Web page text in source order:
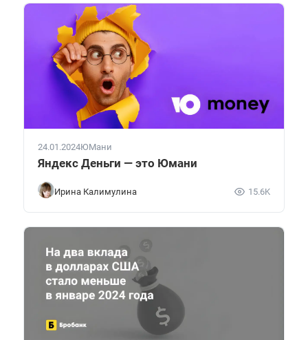
24.01.2024ЮМани
Яндекс Деньги — это Юмани
Ирина Калимулина 15.6K